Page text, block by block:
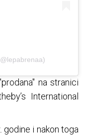
na stranici
International
godine i nakon toga